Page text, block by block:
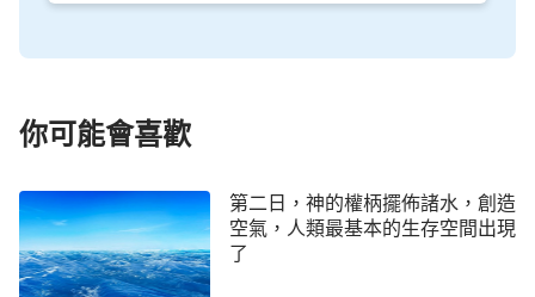
告
的僕人約伯説的是」，約伯説了哪些話呢？就是我們
前面提到的，還有在《約伯記》當中記載的約伯説的
那些大篇幅的話語。在這所有大篇幅的話中，他對神
你可能會喜歡
第二日，神的權柄擺佈諸水，創造
空氣，人類最基本的生存空間出現
了